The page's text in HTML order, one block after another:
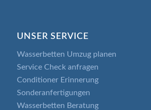
UNSER SERVICE
Wasserbetten Umzug planen
Service Check anfragen
Conditioner Erinnerung
Sonderanfertigungen
Wasserbetten Beratung